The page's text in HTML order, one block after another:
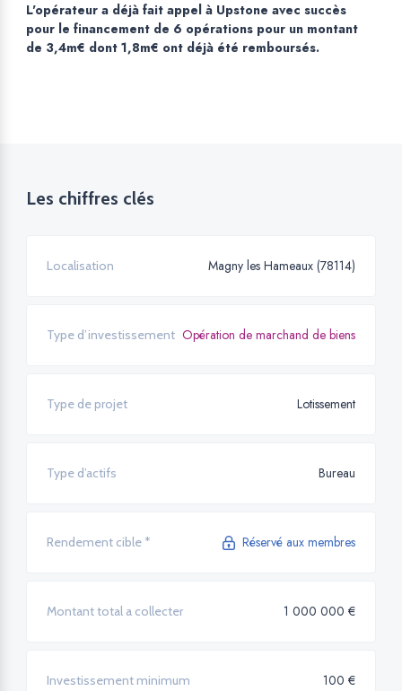
L'opérateur a déjà fait appel à Upstone avec succès
pour le financement de 6 opérations pour un montant
de 3,4m€ dont 1,8m€ ont déjà été remboursés.
Les chiffres clés
Localisation Magny les Hameaux (78114)
Type d’investissement Opération de marchand de biens
Type de projet Lotissement
Type d’actifs Bureau
Rendement cible * Réservé aux membres
Montant total a collecter 1 000 000 €
Investissement minimum 100 €